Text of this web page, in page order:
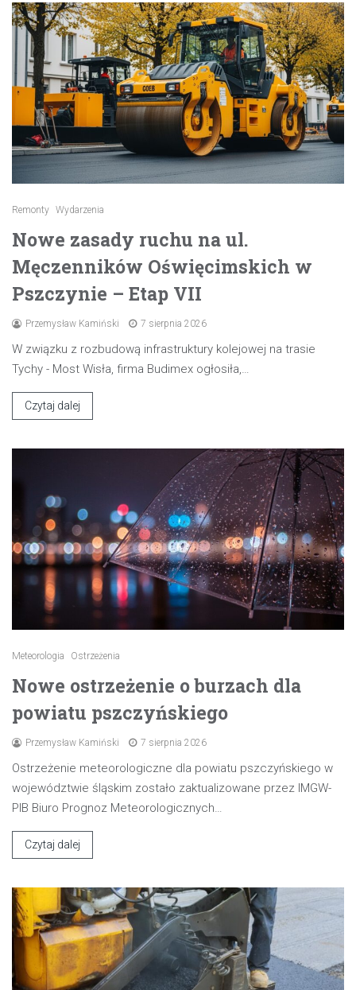
Remonty Wydarzenia
Nowe zasady ruchu na ul.
Męczenników Oświęcimskich w
Pszczynie – Etap VII
Przemysław Kamiński 7 sierpnia 2026
W związku z rozbudową infrastruktury kolejowej na trasie
Tychy - Most Wisła, firma Budimex ogłosiła,…
Czytaj dalej
Meteorologia Ostrzeżenia
Nowe ostrzeżenie o burzach dla
powiatu pszczyńskiego
Przemysław Kamiński 7 sierpnia 2026
Ostrzeżenie meteorologiczne dla powiatu pszczyńskiego w
województwie śląskim zostało zaktualizowane przez IMGW-
PIB Biuro Prognoz Meteorologicznych…
Czytaj dalej